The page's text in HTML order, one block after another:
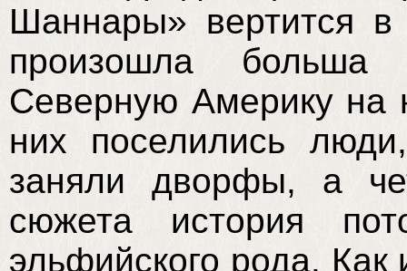
Шаннары» вертится
произошла больша
Северную Америку на
них поселились
заняли дворфы, а
сюжета история
эльфийского рода. Как